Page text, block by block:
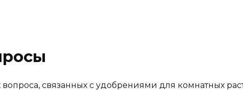
связанных с удобрениями для комнатных